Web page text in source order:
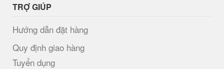
TRỢ GIÚP
Hướng dẫn đặt hàng
Quy định giao hàng
Tuyển dụng